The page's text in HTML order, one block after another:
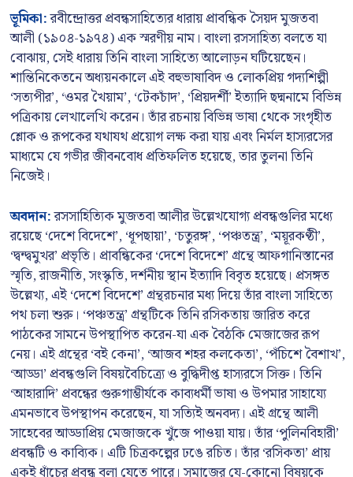
ভূমিকা:রবীন্দ্রোত্তর প্রবন্ধসাহিত্যের ধারায় প্রাবন্ধিক সৈয়দ মুজতবা
আলী (১৯০৪-১৯৭৪) এক স্মরণীয় নাম। বাংলা রসসাহিত্য বলতে যা
বোঝায়, সেই ধারায় তিনি বাংলা সাহিত্যে আলোড়ন ঘটিয়েছেন।
শান্তিনিকেতনে অধ্যয়নকালে এই বহুভাষাবিদ ও লোকপ্রিয় গদ্যশিল্পী
‘সত্যপীর’, ‘ওমর খৈয়াম’, ‘টেকচাঁদ’, ‘প্রিয়দর্শী’ ইত্যাদি ছদ্মনামে বিভিন্ন
পত্রিকায় লেখালেখি করেন। তাঁর রচনায় বিভিন্ন ভাষা থেকে সংগৃহীত
শ্লোক ও রূপকের যথাযথ প্রয়োগ লক্ষ করা যায় এবং নির্মল হাস্যরসের
মাধ্যমে যে গভীর জীবনবোধ প্রতিফলিত হয়েছে, তার তুলনা তিনি
নিজেই।
অবদান:রসসাহিত্যিক মুজতবা আলীর উল্লেখযোগ্য প্রবন্ধগুলির মধ্যে
রয়েছে ‘দেশে বিদেশে’, ‘ধূপছায়া’, ‘চতুরঙ্গ’, ‘পঞ্চতন্ত্র’, ‘ময়ূরকণ্ঠী’,
‘দ্বন্দ্বমুখর’ প্রভৃতি। প্রাবন্ধিকের ‘দেশে বিদেশে’ গ্রন্থে আফগানিস্তানের
স্মৃতি, রাজনীতি, সংস্কৃতি, দর্শনীয় স্থান ইত্যাদি বিবৃত হয়েছে। প্রসঙ্গত
উল্লেখ্য, এই ‘দেশে বিদেশে’ গ্রন্থরচনার মধ্য দিয়ে তাঁর বাংলা সাহিত্যে
পথ চলা শুরু। ‘পঞ্চতন্ত্র’ গ্রন্থটিকে তিনি রসিকতায় জারিত করে
পাঠকের সামনে উপস্থাপিত করেন-যা এক বৈঠকি মেজাজের রূপ
নেয়। এই গ্রন্থের ‘বই কেনা’, ‘আজব শহর কলকেতা’, ‘পঁচিশে বৈশাখ’,
‘আড্ডা’ প্রবন্ধগুলি বিষয়বৈচিত্র্যে ও বুদ্ধিদীপ্ত হাস্যরসে সিক্ত। তিনি
‘আহারাদি’ প্রবন্ধের গুরুগাম্ভীর্যকে কাব্যধর্মী ভাষা ও উপমার সাহায্যে
এমনভাবে উপস্থাপন করেছেন, যা সত্যিই অনবদ্য। এই গ্রন্থে আলী
সাহেবের আড্ডাপ্রিয় মেজাজকে খুঁজে পাওয়া যায়। তাঁর ‘পুলিনবিহারী’
প্রবন্ধটি ও কাব্যিক। এটি চিত্রকল্পের ঢঙে রচিত। তাঁর ‘রসিকতা’ প্রায়